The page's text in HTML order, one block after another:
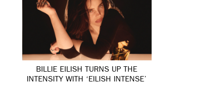
BILLIE EILISH TURNS UP THE
INTENSITY WITH ‘EILISH INTENSE’